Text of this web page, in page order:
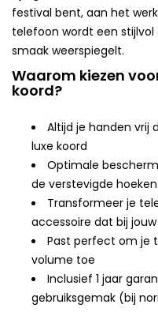
festival bent, aan het
telefoon wordt een stijlvol
smaak weerspiegelt.
Waarom kiezen
koord?
Altijd je handen vrij
luxe koord
Optimale
de verstevigde hoeken
Transformeer je
accessoire dat bij
Past perfect om je
volume toe
Inclusief 1 jaar
gebruiksgemak (bij